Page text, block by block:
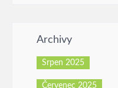
Archivy
Srpen 2025
Červenec 2025